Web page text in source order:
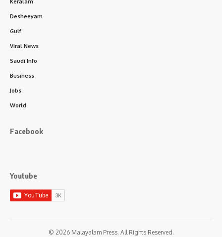
Keralam
Desheeyam
Gulf
Viral News
Saudi Info
Business
Jobs
World
Facebook
Youtube
© 2026 Malayalam Press. All Rights Reserved.